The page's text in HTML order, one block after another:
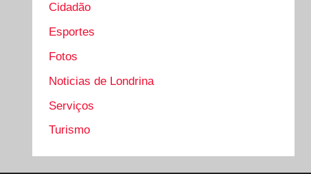
Cidadão
Esportes
Fotos
Noticias de Londrina
Serviços
Turismo